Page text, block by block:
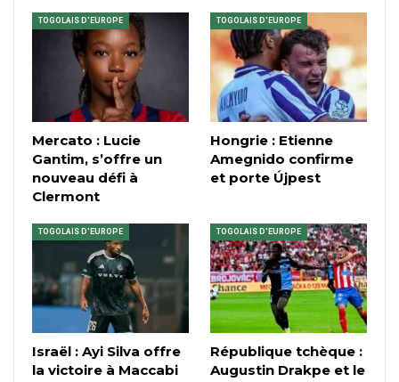
TOGOLAIS D'EUROPE
Mercato : Lucie
Gantim, s’offre un
nouveau défi à
Clermont
TOGOLAIS D'EUROPE
Hongrie : Etienne
Amegnido confirme
et porte Újpest
TOGOLAIS D'EUROPE
Israël : Ayi Silva offre
la victoire à Maccabi
TOGOLAIS D'EUROPE
République tchèque :
Augustin Drakpe et le